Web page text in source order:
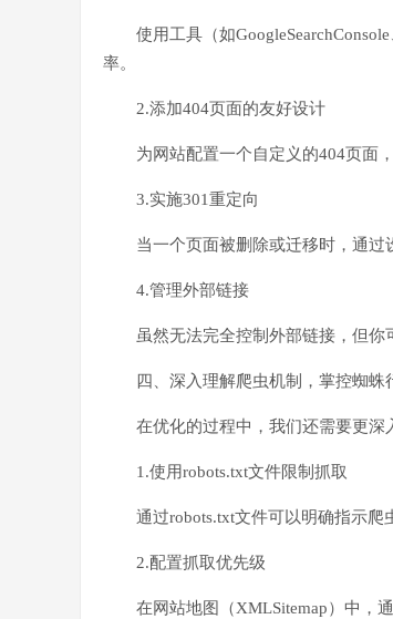
使用工具（如
率。
2.添加404页面的友好设计
为网站配置一个自定义的404页面
3.实施301重定向
当一个页面被删除或迁移时，通过
4.管理外部链接
虽然无法完全控制外部链接，但你
四、深入理解爬虫机制，掌控蜘蛛
在优化的过程中，我们还需要更深
1.使用robots.txt文件限制抓取
通过robots.txt文件可以明确指示爬
2.配置抓取优先级
在网站地图（XMLSitemap）中，